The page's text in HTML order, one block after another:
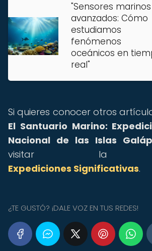
"Sensores marinos
avanzados: Cómo
estudiamos
fenómenos
oceánicos en
real"
Si quieres conocer otros
El Santuario Marino:
Nacional de las Islas
visitar la
Expediciones Significativas.
¿TE GUSTÓ? ¡DALE VOZ EN TUS REDES!